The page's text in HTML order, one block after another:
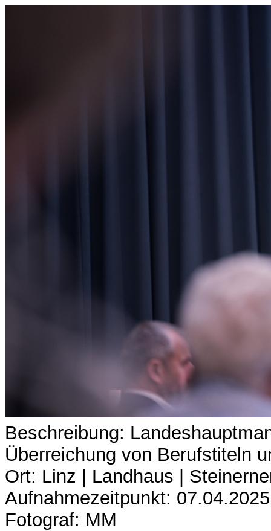
Beschreibung:
Überreichung von Berufstiteln
Ort: Linz | Landhaus |
Aufnahmezeitpunkt: 07.04.2025
Fotograf: MM